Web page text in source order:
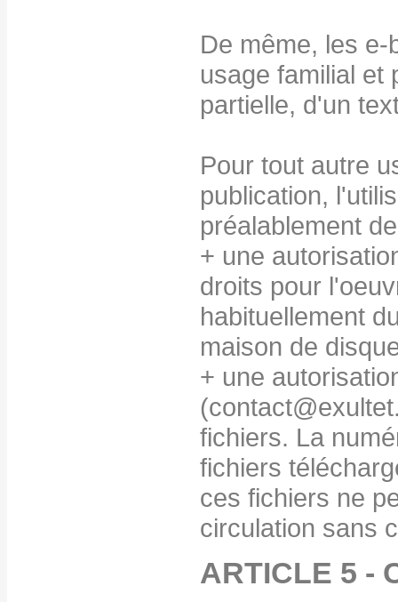
De même, les
usage familial et
partielle, d'un
Pour tout autre
publication,
préalablement
+ une
droits pour
habituellement
maison de
+ une
fichiers. La
fichiers
ces fichiers ne
circulation sans
ARTICLE 5 -